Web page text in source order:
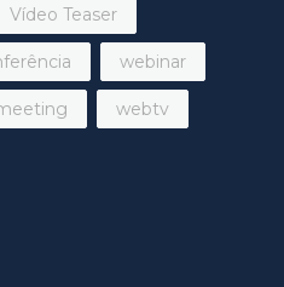
Vídeo Teaser
webinar
webtv